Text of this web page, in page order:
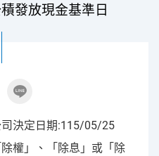
區發放現金基準日
決定日期:115/05/25
權」、「除息」或「除